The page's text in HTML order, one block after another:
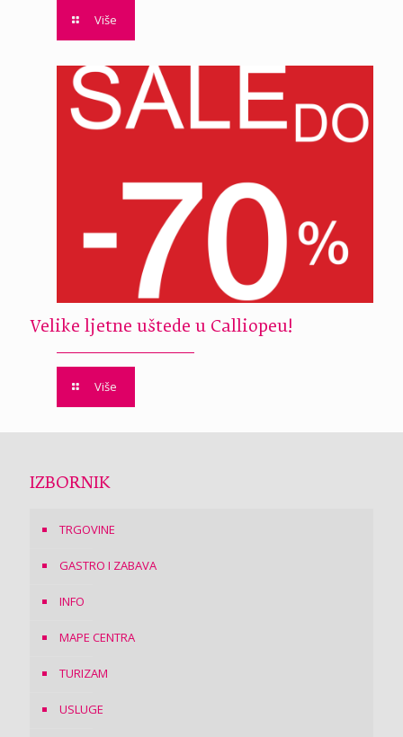
Više
Velike ljetne uštede u Calliopeu!
Više
IZBORNIK
TRGOVINE
GASTRO I ZABAVA
INFO
MAPE CENTRA
TURIZAM
USLUGE